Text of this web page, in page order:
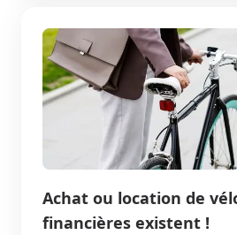
Achat ou location de
financières existent !